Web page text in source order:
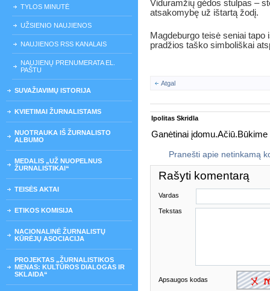
TYLOS MINUTĖ
UŽSIENIO NAUJIENOS
NAUJIENOS RSS KANALAIS
NAUJIENŲ PRENUMERATA EL.
PAŠTU
SUVAŽIAVIMŲ ISTORIJA
KVIETIMAI ŽURNALISTAMS
NUOTRAUKA IŠ ŽURNALISTO
ALBUMO
MEDALIS „UŽ NUOPELNUS
ŽURNALISTIKAI“
TEISĖS AKTAI
ETIKOS KOMISIJA
NACIONALINĖ ŽURNALISTŲ
KŪRĖJŲ ASOCIACIJA
PROJEKTAS „ŽURNALISTIKOS
MENAS: KULTŪROS DIALOGAS IR
SKLAIDA“
Viduramžių gėdos stulpas –
atsakomybę už ištartą žodį.
Magdeburgo teisė seniai
pradžios taško simboliškai
Atgal
Ipolitas Skridla
Ganėtinai
Pranešti apie netinkamą
Rašyti komentarą
Vardas
Tekstas
Apsaugos kodas